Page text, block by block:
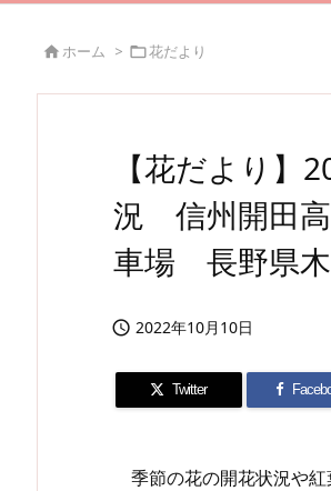
 ホーム > 花だより
【花だより
況 信州開田
車場 長野県
 2022年10月10日
Twitter
季節の花の開花状況や紅